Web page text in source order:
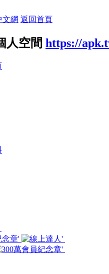
文網 返回首頁
人空間 https://